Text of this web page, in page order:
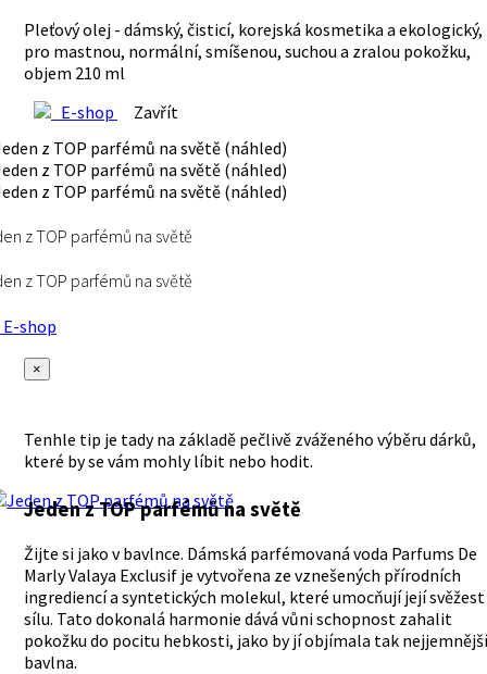
Pleťový olej - dámský, čisticí, korejská kosmetika a ekologický,
pro mastnou, normální, smíšenou, suchou a zralou pokožku,
objem 210 ml
E-shop
Zavřít
z TOP parfémů na světě
z TOP parfémů na světě
shop
×
Tenhle tip je tady na základě pečlivě zváženého výběru dárků,
které by se vám mohly líbit nebo hodit.
Jeden z TOP parfémů na světě
Žijte si jako v bavlnce. Dámská parfémovaná voda Parfums De
Marly Valaya Exclusif je vytvořena ze vznešených přírodních
ingrediencí a syntetických molekul, které umocňují její svěžest
sílu. Tato dokonalá harmonie dává vůni schopnost zahalit
pokožku do pocitu hebkosti, jako by jí objímala tak nejjemnější
bavlna.